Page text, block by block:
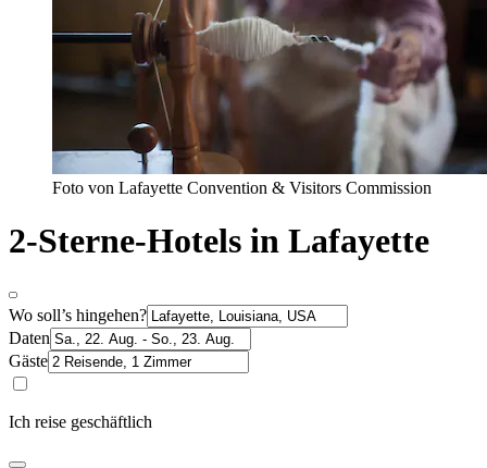
Foto von Lafayette Convention & Visitors Commission
2-Sterne-Hotels in Lafayette
Wo soll’s hingehen?
Daten
Gäste
Ich reise geschäftlich